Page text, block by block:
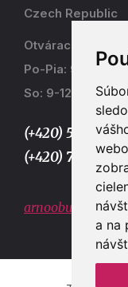
a na
Czech Republic
Otváracia doba
Po-Pia: 9-17
So: 9-12
(+420) 577 915
(+420) 773 667